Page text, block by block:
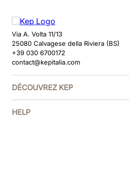
Via A. Volta 11/13
25080 Calvagese della Riviera (BS)
+39 030 6700172
contact@kepitalia.com
DÉCOUVREZ KEP
HELP